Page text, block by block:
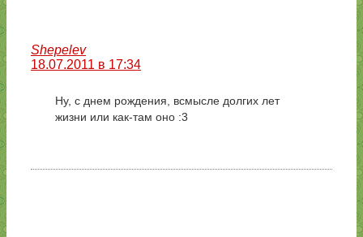
Shepelev
18.07.2011 в 17:34
Ну, с днем рождения, всмысле долгих лет
жизни или как-там оно :3